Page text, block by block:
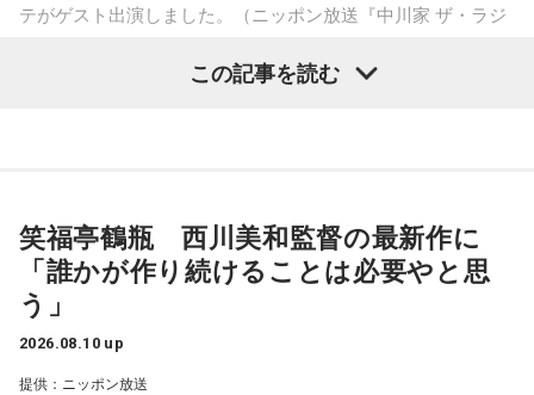
テがゲスト出演しました。（ニッポン放送『中川家 ザ・ラジ
この記事を読む
笑福亭鶴瓶 西川美和監督の最新作に
「誰かが作り続けることは必要やと思
う」
2026.08.10 up
提供：ニッポン放送